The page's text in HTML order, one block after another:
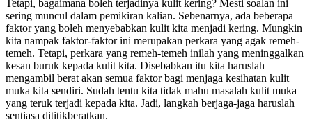
Tetapi, bagaimana boleh terjadinya kulit kering? Mesti soalan ini
sering muncul dalam pemikiran kalian. Sebenarnya, ada beberapa
faktor yang boleh menyebabkan kulit kita menjadi kering. Mungkin
kita nampak faktor-faktor ini merupakan perkara yang agak remeh-
temeh. Tetapi, perkara yang remeh-temeh inilah yang meninggalkan
kesan buruk kepada kulit kita. Disebabkan itu kita haruslah
mengambil berat akan semua faktor bagi menjaga kesihatan kulit
muka kita sendiri. Sudah tentu kita tidak mahu masalah kulit muka
yang teruk terjadi kepada kita. Jadi, langkah berjaga-jaga haruslah
sentiasa dititikberatkan.